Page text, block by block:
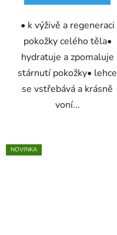
• k výživě a regeneraci
pokožky celého těla•
hydratuje a zpomaluje
stárnutí pokožky• lehce
se vstřebává a krásně
voní...
NOVINKA